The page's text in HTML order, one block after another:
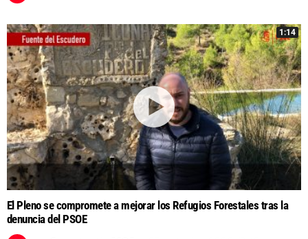
1:14
El Pleno se compromete a mejorar los Refugios Forestales tras la
denuncia del PSOE